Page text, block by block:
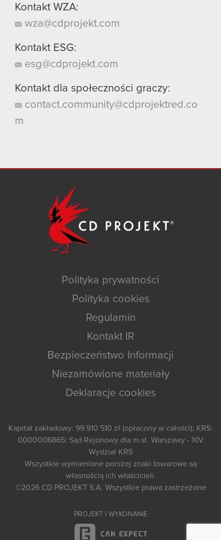
Kontakt WZA:
wza@cdprojekt.com
Kontakt ESG:
esg@cdprojekt.com
Kontakt dla społeczności graczy:
contact.community@cdprojektred.co
m
Polityka prywatności
Polityka cookies
Regulamin
Kontakt IR
Bezpieczeństwo Informacji
Niezamówione materiały
Deklaracje cookies
Kapitał zakładowy: 99 910 510 zł (opłacony w całości); KRS:
0000006865; Sąd Rejonowy dla m.st. Warszawy - XIV
Wydział KRS
Wszystkie wymienione poniżej znaki towarowe są
własnością ich właścicieli.
©2026 CD PROJEKT S.A. Wszystkie prawa zastrzeżone
PROJEKT I WYKONANIE